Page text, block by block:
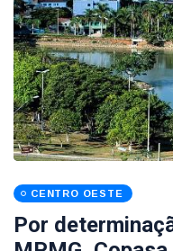
CENTRO OESTE
Por